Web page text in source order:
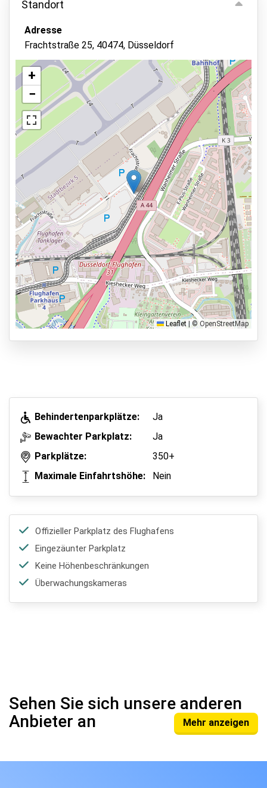
Parken innen
Fahrzeugschlüssel behalten
Videoüberwachung
Asphalt oder Pflaster
Außenbeleuchtung
Überwachtes Parken
Barrierefreier Zugang
Dienstleistungen
24 Stunden am Tag geöffnet
Reservieren im Voraus
15 Minuten zum Terminal zu laufen
Parkmöglichkeiten
Shuttle Parken
Valet Parken
Park & Walk
Standort
Adresse
Frachtstraße 25, 40474, Düsseldorf
Ansicht auf der Karte
+
−
Leaflet © OpenStreetMap
Behindertenparkplätze:
Ja
Bewachter Parkplatz:
Ja
Parkplätze:
350+
Maximale Einfahrtshöhe:
Nein
Offizieller Parkplatz des Flughafens
Eingezäunter Parkplatz
Keine Höhenbeschränkungen
Überwachungskameras
Sehen Sie sich unsere anderen
Anbieter an
Mehr anzeigen